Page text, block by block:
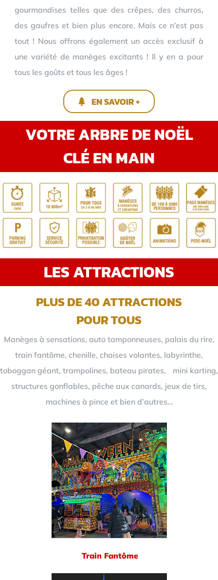
gourmandises telles que des crêpes, des churros,
des gaufres et bien plus encore. Mais ce n’est pas
tout ! Nous offrons également un accès exclusif à
une variété de manèges excitants ! Il y en a pour
tous les goûts et tous les âges !
EN SAVOIR +
VOTRE ARBRE DE NOËL
CLÉ EN MAIN
LES ATTRACTIONS
PLUS DE 40 ATTRACTIONS
POUR TOUS
Manèges à sensations, auto tamponneuses, palais du rire,
train fantôme, chenille, chaises volantes, labyrinthe,
toboggan géant, trampolines, bateau pirates, mini karting,
structures gonflables, pêche aux canards, jeux de tirs,
machines à pince et bien d’autres…
Train Fantôme